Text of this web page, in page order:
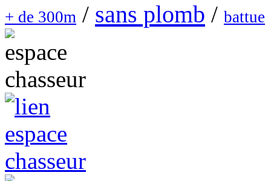
+ de 300m / sans plomb / battue